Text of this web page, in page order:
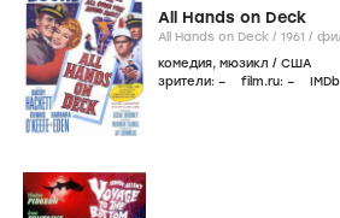
All Hands on Deck
All Hands on Deck / 1961 /
комедия, мюзикл / США
зрители: – film.ru: –